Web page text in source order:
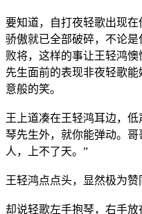
要知道，自打夜轻歌出现
骄傲就已全部破碎，不论
败将，这样的事让王轻鸿
先生面前的表现非夜轻歌
意般的笑。
王上道凑在王轻鸿耳边，
琴先生外，就你能弹动。
人，上不了天。”
王轻鸿点点头，显然极为赞
却说轻歌左手抱琴，右手放